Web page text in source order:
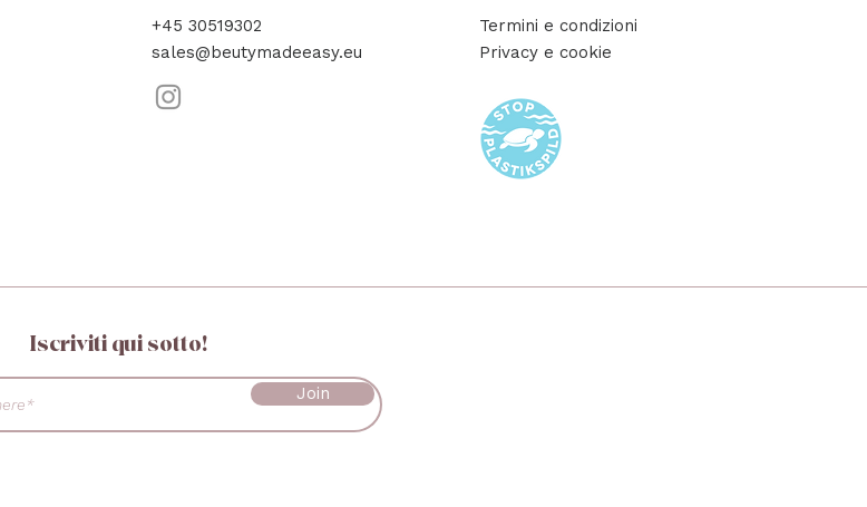
+45 30519302
sales@beutymadeeasy.eu
Termini e condizioni
Privacy e cookie
Iscriviti qui sotto!
Join